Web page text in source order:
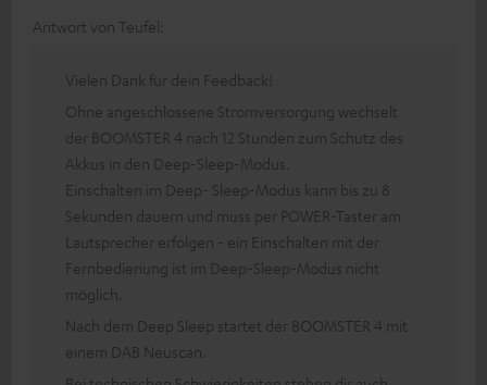
Antwort von Teufel:
Vielen Dank für dein Feedback!
Ohne angeschlossene Stromversorgung wechselt
der BOOMSTER 4 nach 12 Stunden zum Schutz des
Akkus in den Deep-Sleep-Modus.
Einschalten im Deep- Sleep-Modus kann bis zu 8
Sekunden dauern und muss per POWER-Taster am
Lautsprecher erfolgen - ein Einschalten mit der
Fernbedienung ist im Deep-Sleep-Modus nicht
möglich.
Nach dem Deep Sleep startet der BOOMSTER 4 mit
einem DAB Neuscan.